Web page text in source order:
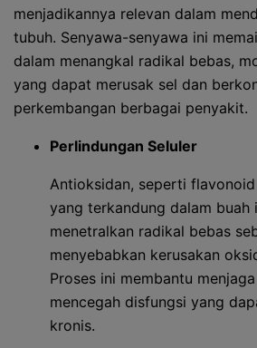
menjadikannya relevan dalam
tubuh. Senyawa-senyawa ini
dalam menangkal radikal bebas,
yang dapat merusak sel dan
perkembangan berbagai penyakit.
Perlindungan Seluler
Antioksidan, seperti
yang terkandung dalam buah
menetralkan radikal bebas
menyebabkan kerusakan
Proses ini membantu
mencegah disfungsi yang
kronis.